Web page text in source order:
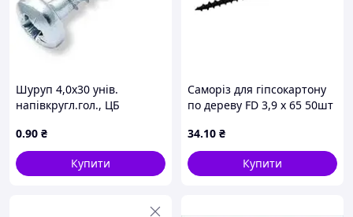
Шуруп 4,0х30 унів.
напівкругл.гол., ЦБ
0.90 ₴
Купити
Саморіз для гіпсокартону
по дереву FD 3,9 х 65 50шт
34.10 ₴
Купити